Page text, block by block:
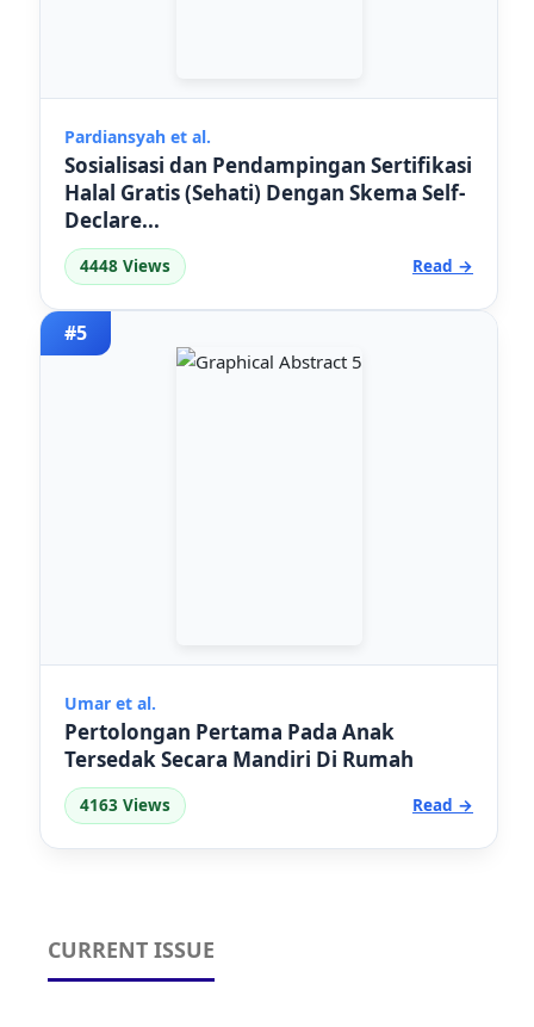
Pardiansyah et al.
Sosialisasi dan Pendampingan Sertifikasi
Halal Gratis (Sehati) Dengan Skema Self-
Declare...
4448 Views Read →
#5
Umar et al.
Pertolongan Pertama Pada Anak
Tersedak Secara Mandiri Di Rumah
4163 Views Read →
CURRENT ISSUE